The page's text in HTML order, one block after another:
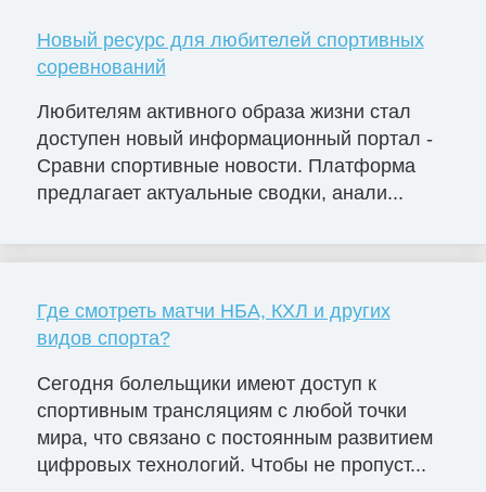
Новый ресурс для любителей спортивных
соревнований
Любителям активного образа жизни стал
доступен новый информационный портал -
Сравни спортивные новости. Платформа
предлагает актуальные сводки, анали...
Где смотреть матчи НБА, КХЛ и других
видов спорта?
Сегодня болельщики имеют доступ к
спортивным трансляциям с любой точки
мира, что связано с постоянным развитием
цифровых технологий. Чтобы не пропуст...